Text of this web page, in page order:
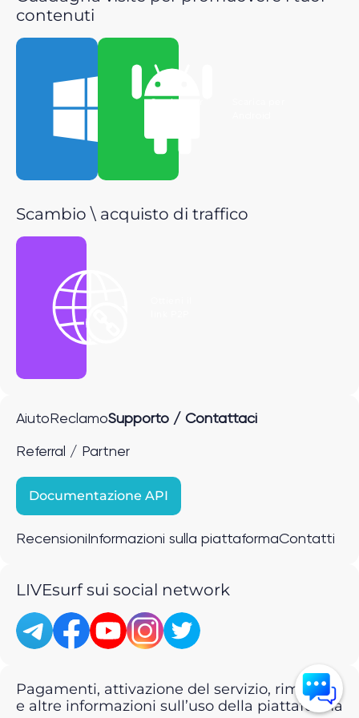
contenuti
Scarica per
Scambio \ acquisto di traffico
Aiuto ReclamoSupporto / Contattaci
Referral / Partner
Documentazione API
Recensioni Informazioni sulla piattaformaContatti
LIVEsurf sui social network
Pagamenti, attivazione del servizio, rimborsi
e altre informazioni sull’uso della piattaforma